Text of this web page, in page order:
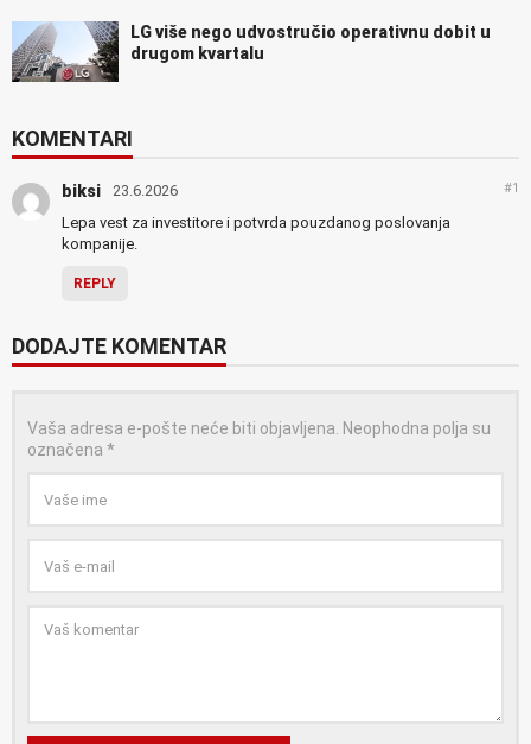
LG više nego udvostručio operativnu dobit u
drugom kvartalu
KOMENTARI
biksi 23.6.2026 #1
Lepa vest za investitore i potvrda pouzdanog poslovanja
kompanije.
REPLY
DODAJTE KOMENTAR
Vaša adresa e-pošte neće biti objavljena. Neophodna polja su
označena *